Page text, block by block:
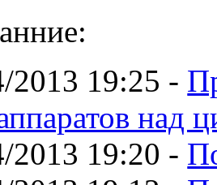
2013 19:25 -
над
2013 19:20 -